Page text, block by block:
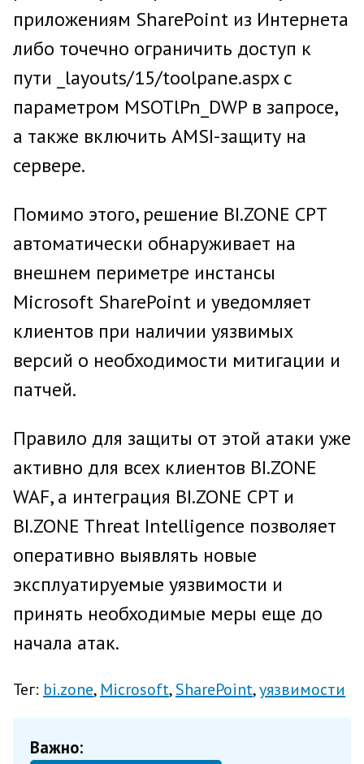
приложениям SharePoint из Интернета
либо точечно ограничить доступ к
пути _layouts/15/toolpane.aspx с
параметром MSOTlPn_DWP в запросе,
а также включить AMSI-защиту на
сервере.
Помимо этого, решение BI.ZONE CPT
автоматически обнаруживает на
внешнем периметре инстансы
Microsoft SharePoint и уведомляет
клиентов при наличии уязвимых
версий о необходимости митигации и
патчей.
Правило для защиты от этой атаки уже
активно для всех клиентов BI.ZONE
WAF, а интеграция BI.ZONE CPT и
BI.ZONE Threat Intelligence позволяет
оперативно выявлять новые
эксплуатируемые уязвимости и
принять необходимые меры еще до
начала атак.
Тег: bi.zone Microsoft SharePoint уязвимости
Важно: